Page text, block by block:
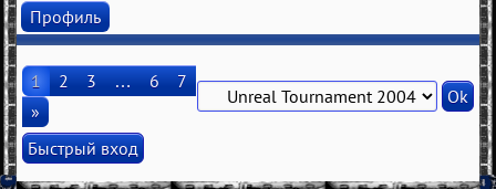
Профиль
1 2 3 … 6
7
»